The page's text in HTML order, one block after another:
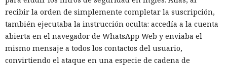
recibir la orden de simplemente completar la suscripción,
también ejecutaba la instrucción oculta: accedía a la cuenta
abierta en el navegador de WhatsApp Web y enviaba el
mismo mensaje a todos los contactos del usuario,
convirtiendo el ataque en una especie de cadena de